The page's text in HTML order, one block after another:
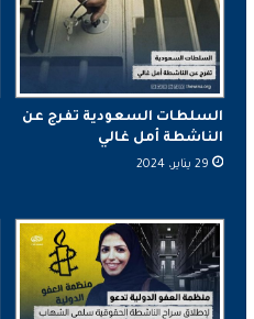
السلطات السعودية تفرج عن
الناشطة أمل غالي
29 يناير، 2024